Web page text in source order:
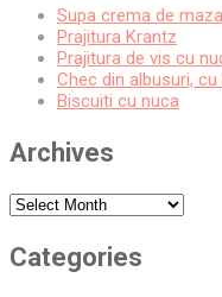
Supa crema de
Prajitura Krantz
Prajitura de vis cu
Chec din albusuri,
Biscuiti cu nuca
Archives
Archives
Categories